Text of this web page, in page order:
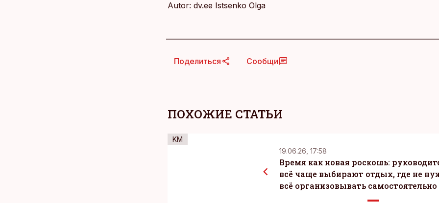
Autor: dv.ee Istsenko Olga
Поделиться Сообщи
ПОХОЖИЕ СТАТЬИ
KM
19.06.26, 17:58
Время как новая роскошь:
всё чаще выбирают отдых, где не
всё организовывать самостоятельно